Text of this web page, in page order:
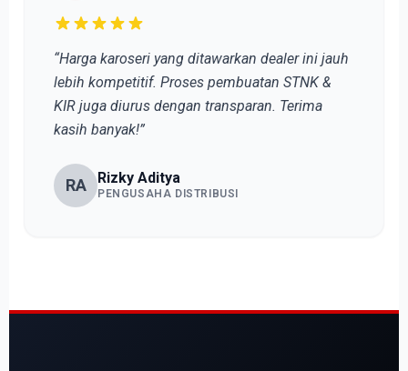
“Harga karoseri yang ditawarkan dealer ini jauh
lebih kompetitif. Proses pembuatan STNK &
KIR juga diurus dengan transparan. Terima
kasih banyak!”
RA Rizky Aditya
PENGUSAHA DISTRIBUSI